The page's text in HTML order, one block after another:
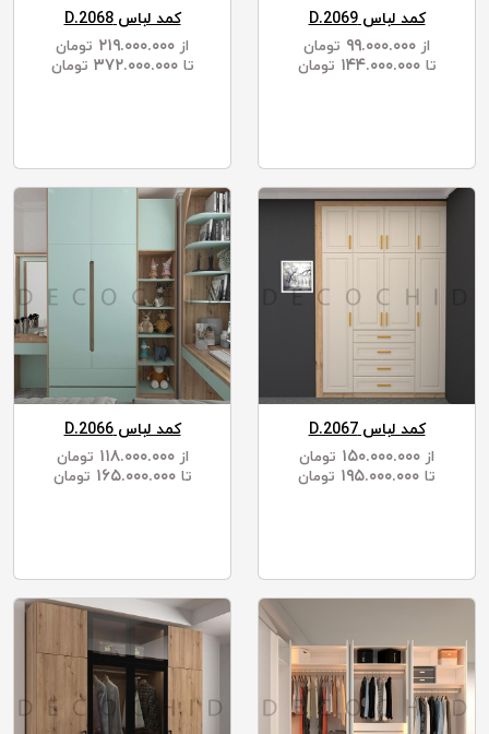
کمد لباس D.2066
از ۱۱۸.۰۰۰.۰۰۰
تومان
تا ۱۶۵.۰۰۰.۰۰۰ تومان
کمد لباس D.2067
از
تومان
تا
تومان
کمد لباس D.2068
از
تومان
تا ۳۷۲.۰۰۰.۰۰۰ تومان
کمد لباس D.2069
از
تومان
تا ۱۴۴.۰۰۰.۰۰۰ تومان